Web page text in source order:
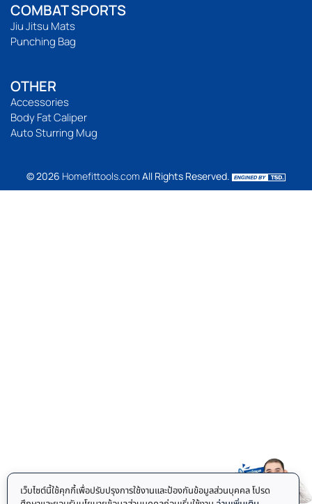
COMBAT SPORTS
Jiu Jitsu Mats
Punching Bag
OTHER
Accessories
Body Fat Caliper
Auto Sturring Mug
© 2026 Homefittools.com All Rights Reserved.
เว็บไซต์นี้ใช้คุกกี้เพื่อปรับปรุงการใช้งานและป้องกันข้อมูลส่วนบุคคล โปรด